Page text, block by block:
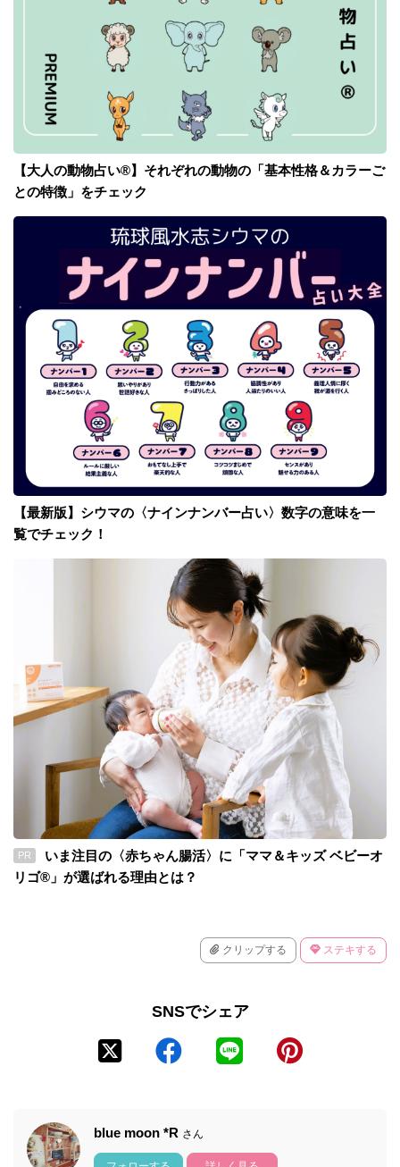
【大人の動物占い®】それぞれの動物の「基本性格＆カラーご
との特徴」をチェック
【最新版】シウマの〈ナインナンバー占い〉数字の意味を一
覧でチェック！
PR
いま注目の〈赤ちゃん腸活〉に「ママ＆キッズ ベビーオ
リゴ®」が選ばれる理由とは？
クリップする ステキする
SNSでシェア
blue moon *R さん